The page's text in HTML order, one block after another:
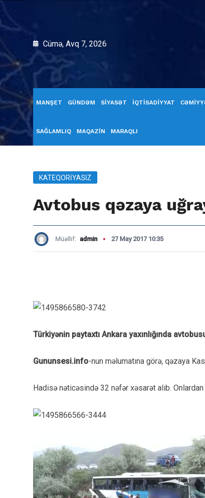
Cümə, Avq 7, 2026
MANŞET GÜNDƏM SİYASƏT İQTİSADİYYAT
SAĞLAMLIQ MAQAZİN MARAQLI
KATEQORIYASIZ
Avtobus qəzaya
Müəllif: admin 27 May 2017 10:35
Türkiyənin paytaxtı Ankara yaxınlığında
Gununsesi.info-nun məlumatına görə, qəzaya
Hadisə nəticəsində 32 nəfər xəsarət alıb.